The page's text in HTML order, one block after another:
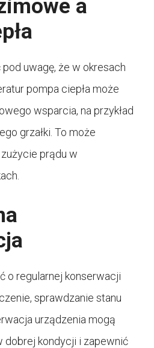
a
uwagę, że w okresach
pompa ciepła może
wsparcia, na przykład
grzałki. To może
prądu w
o regularnej konserwacji
sprawdzanie stanu
urządzenia mogą
dobrej kondycji i zapewnić